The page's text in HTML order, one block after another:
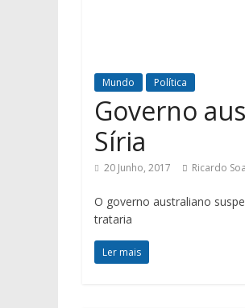
Mundo Política
Governo
Síria
20 Junho, 2017 Ricardo
O governo australiano
trataria
Ler mais